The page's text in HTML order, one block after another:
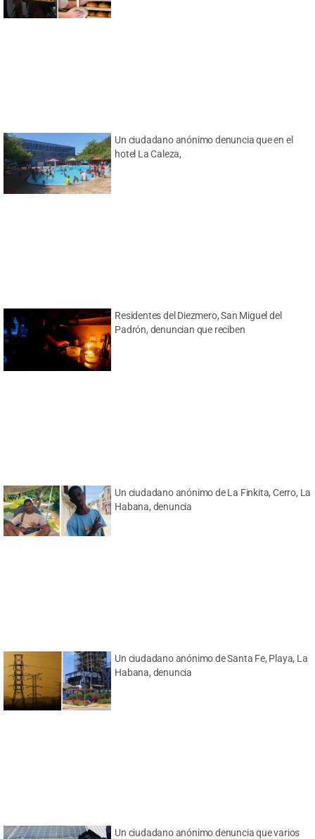
Un ciudadano anónimo denuncia que en el
hotel La Caleza,
Residentes del Diezmero, San Miguel del
Padrón, denuncian que reciben
Un ciudadano anónimo de La Finkita, Cerro, La
Habana, denuncia
Un ciudadano anónimo de Santa Fe, Playa, La
Habana, denuncia
Un ciudadano anónimo denuncia que varios